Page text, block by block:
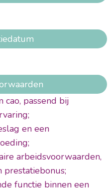
cao, passend bij
en een
arbeidsvoorwaarden,
prestatiebonus;
functie binnen een